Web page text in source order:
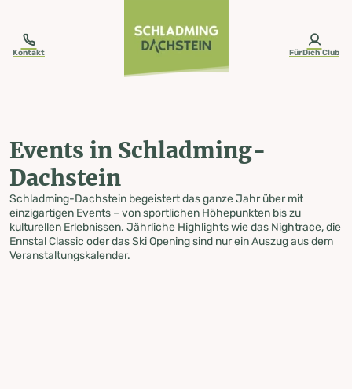
Kontakt FürDich Club
Events in Schladming-
Dachstein
Schladming-Dachstein begeistert das ganze Jahr über mit
einzigartigen Events – von sportlichen Höhepunkten bis zu
kulturellen Erlebnissen. Jährliche Highlights wie das Nightrace, die
Ennstal Classic oder das Ski Opening sind nur ein Auszug aus dem
Veranstaltungskalender.